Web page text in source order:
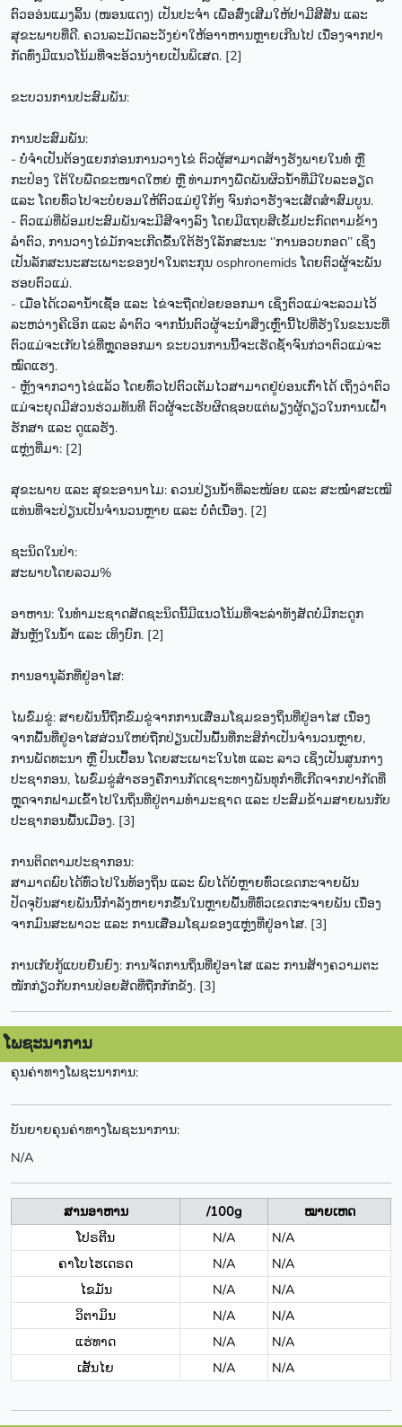
ຕົວອອ່ນແມງລິ້ນ (ໜອນແດງ) ເປັນປະຈຳ ເພື່ອສົ່ງເສີມໃຫ້ປາມີສີສັນ ແລະ
ສຸຂະພາບທີ່ດີ. ຄວນລະມັດລະວັງຍ່າໃຫ້ອາາຫານຫຼາຍເກີນໄປ ເນື່ອງຈາກປາ
ກັດທົ່ງມີແນວໂນ້ມທີ່ຈະອ້ວນງ່າຍເປັນພິເສດ. [2]
ຂະບວນການປະສົມພັນ:
ການປະສົມພັນ:
- ບໍ່ຈຳເປັນຕ້ອງແຍກກ່ອນການວາງໄຂ່ ຕົວຜູ້ສາມາດສ້າງຮັງພາຍໃນທໍ່ ຫຼື
ກະປ໋ອງ ໃຕ້ໃບພືດຂະໜາດໃຫຍ່ ຫຼື ທ່າມກາງພືດພັນຜິວນ້ຳທີ່ມີໃບລະອຽດ
ແລະ ໂດຍທົ່ວໄປຈະບໍຍອມໃຫ້ຕົວແມ່ຢູ່ໃກ້ໆ ຈົນກ່ວາຮັງຈະເສັດສຳສົມບູນ.
- ຕົວແມ່ທີ່ພ້ອມປະສົມພັນຈະມີສີຈາງລົງ ໂດຍມີແຖບສີເຂັ້ມປະກົດຕາມຂ້າງ
ລຳຕົວ, ການວາງໄຂ່ມັກຈະເກີດຂື້ນໃຕ້ຮັງໃລັກສະນະ ‘’ການອວບກອດ’’ ເຊິ່ງ
ເປັນລັກສະນະສະເພາະຂອງປາໃນຕະກຸນ osphronemids ໂດຍຕົວຜູ້ຈະພັນ
ຮອບຕົວແມ່.
- ເມື່ອໄດ້ເວລານ້ຳເຊື້ອ ແລະ ໄຂ່ຈະຖືດປ່ອຍອອກມາ ເຊິ່ງຕົວແມ່ຈະລວມໄວ້
ລະຫວ່າງຄີເອິກ ແລະ ລຳຕົວ ຈາກນັ້ນຕົວຜູ້ຈະນຳສິ່ງເຫຼົ່ານີ້ໄປທີ່ຮັງໃນຂະນະທີ່
ຕົວແມ່ຈະເກັບໄຂ່ທີ່ຫຼຸດອອກມາ ຂະບວນການນີ້ຈະເຮັດຊ້ຳຈົນກ່ວາຕົວແມ່ຈະ
ໝົດແຮງ.
- ຫຼັງຈາກວາງໄຂ່ແລ້ວ ໂດຍທົ່ວໄປຕົວເຕັມໄວສາມາດຢູ່ບ່ອນເກົ່າໄດ້ ເຖິ່ງວ່າຕົວ
ແມ່ຈະຍຸດມີສ່ວນຮ່ວມທັນທີ ຕົວຜູ້ຈະເຮັບຜິດຊອບແຕ່ພຽງຜູ້ດຽວໃນການເຝົ້າ
ຮັກສາ ແລະ ດູແລຮັງ.
ແຫຼ່ງທີ່ມາ: [2]
ສຸຂະພາບ ແລະ ສຸຂະອານາໄມ: ຄວນປ່ຽນນ້ຳທີ່ລະໜ້ອຍ ແລະ ສະໝໍ່າສະເໝີ
ແທ່ນທີ່ຈະປ່ຽນເປັນຈຳນວນຫຼາຍ ແລະ ບໍ່ຕໍ່ເນື່ອງ. [2]
ຊະນິດໃນປ່າ:
ສະພາບໂດຍລວມ%
ອາຫານ: ໃນທຳມະຊາດສັດຊະນິດນີ້ມີແນວໂນ້ມທີ່ຈະລ່າທັງສັດບໍ່ມີກະດູກ
ສັນຫຼັງໃນນ້ຳ ແລະ ເທິງບົກ. [2]
ການອານຸລັກທີ່ຢູ່ອາໄສ:
ໄພຂົ່ມຂູ່: ສາຍພັນນີ້ຖືກຂົ່ມຂູ່ຈາກການເສື່ອມໂຊມຂອງຖິ່ນທີ່ຢູ່ອາໄສ ເນື່ອງ
ຈາກພື້ນທີ່ຢູ່ອາໄສສ່ວນໃຫຍ່ຖືກປ່ຽນເປັນພື້ນທີ່ກະສິກຳເປັນຈຳນວນຫຼາຍ,
ການພັດທະນາ ຫຼື ປົນເປື້ອນ ໂດຍສະເພາະໃນໄທ ແລະ ລາວ ເຊິ່ງເປັນສູນກາງ
ປະຊາກອນ, ໄພຂົ່ມຂູ່ສຳຮອງຄືການກັດເຊາະທາງພັນທຸກຳທີ່ເກີດຈາກປາກັດທີ່
ຫຼຸດຈາກຟາມເຂົ້າໄປໃນຖິ່ນທີ່ຢູ່ຕາມທຳມະຊາດ ແລະ ປະສົມຂ້າມສາຍພນກັບ
ປະຊາກອນພື້ນເມືອງ. [3]
ການຕິດຕາມປະຊາກອນ:
ສາມາດພົບໄດ້ທົ່ວໄປໃນທ້ອງຖິ່ນ ແລະ ພົບໄດ້ບໍ່ຫຼາຍທົ່ວເຂດກະຈາຍພັນ
ປັດຈຸບັນສາຍພັນນີ້ກຳລັງຫາຍາກຂື້ນໃນຫຼາຍພື້ນທີ່ທົ່ວເຂດກະຈາຍພັນ ເນື່ອງ
ຈາກມົນສະພາວະ ແລະ ການເສື່ອມໂຊມຂອງແຫຼ່ງທີ່ຢູ່ອາໄສ. [3]
ການເກັບກູ້ແບບຍືນຍົງ: ການຈັດການຖິ່ນທີ່ຢູ່ອາໄສ ແລະ ການສ້າງຄວາມຕະ
ໜັກກ່ຽວກັບການປ່ອຍສັດທີ່ຖືກກັກຂັງ. [3]
ໂພຊະນາການ
ຄຸນຄ່າທາງໂພຊະນາການ:
ບັນຍາຍຄຸນຄ່າທາງໂພຊະນາການ:
N/A
ສານອາຫານ /100g
ໝາຍເຫດ
ໂປຣຕີນ
N/A
N/A
ຄາໂບໄຮເດຣດ
N/A
N/A
ໄຂມັນ
N/A
N/A
ວິຕາມິນ
N/A
N/A
ແຮ່ທາດ
N/A
N/A
ເສັ້ນໄຍ
N/A N/A